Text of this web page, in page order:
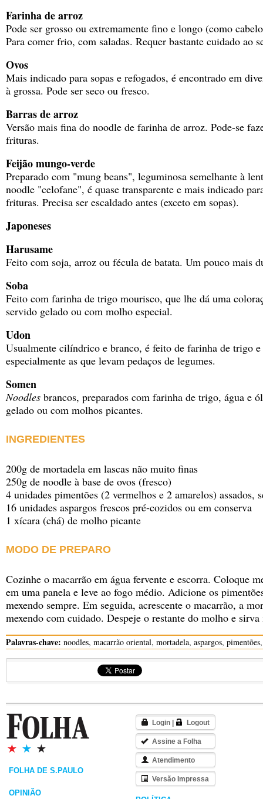
Farinha de arroz
Pode ser grosso ou extremamente fino e longo (como
Para comer frio, com saladas. Requer bastante cuidado ao
Ovos
Mais indicado para sopas e refogados, é encontrado em
à grossa. Pode ser seco ou fresco.
Barras de arroz
Versão mais fina do noodle de farinha de arroz. Pode-se
frituras.
Feijão mungo-verde
Preparado com "mung beans", leguminosa semelhante à
noodle "celofane", é quase transparente e mais indicado
frituras. Precisa ser escaldado antes (exceto em sopas).
Japoneses
Harusame
Feito com soja, arroz ou fécula de batata. Um pouco mais
Soba
Feito com farinha de trigo mourisco, que lhe dá uma
servido gelado ou com molho especial.
Udon
Usualmente cilíndrico e branco, é feito de farinha de trigo e
especialmente as que levam pedaços de legumes.
Somen
Noodles brancos, preparados com farinha de trigo, água e
gelado ou com molhos picantes.
INGREDIENTES
200g de mortadela em lascas não muito finas
250g de noodle à base de ovos (fresco)
4 unidades pimentões (2 vermelhos e 2 amarelos) assados,
16 unidades aspargos frescos pré-cozidos ou em conserva
1 xícara (chá) de molho picante
MODO DE PREPARO
Cozinhe o macarrão em água fervente e escorra. Coloque
em uma panela e leve ao fogo médio. Adicione os
mexendo sempre. Em seguida, acrescente o macarrão, a
mexendo com cuidado. Despeje o restante do molho e
Palavras-chave: noodles, macarrão oriental, mortadela, aspargos,
FOLHA DE S.PAULO
OPINIÃO
Login Logout
Assine a Folha
Atendimento
Versão Impressa